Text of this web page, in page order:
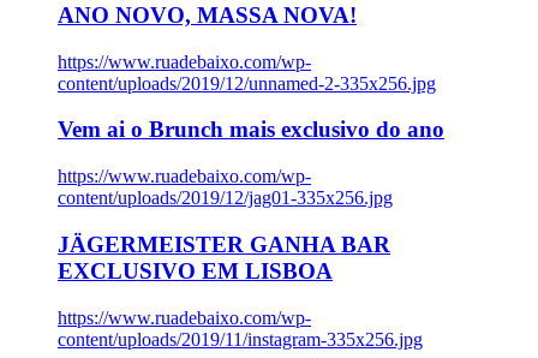
ANO NOVO, MASSA NOVA!
https://www.ruadebaixo.com/wp-
content/uploads/2019/12/unnamed-2-335x256.jpg
Vem ai o Brunch mais exclusivo do ano
https://www.ruadebaixo.com/wp-
content/uploads/2019/12/jag01-335x256.jpg
JÄGERMEISTER GANHA BAR
EXCLUSIVO EM LISBOA
https://www.ruadebaixo.com/wp-
content/uploads/2019/11/instagram-335x256.jpg